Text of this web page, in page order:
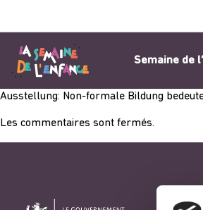
Semaine de
Ausstellung: Non-formale Bildung
Les commentaires sont fermés.